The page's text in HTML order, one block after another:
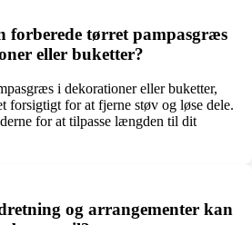
forberede tørret pampasgræs
eller buketter?
i dekorationer eller buketter,
forsigtigt for at fjerne støv og løse dele.
for at tilpasse længden til dit
og arrangementer kan